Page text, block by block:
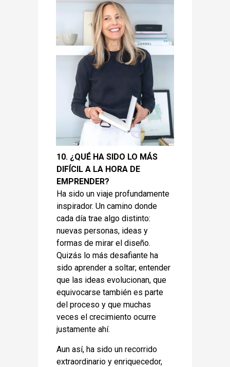
10. ¿QUÉ HA SIDO LO MÁS
DIFÍCIL A LA HORA DE
EMPRENDER?
Ha sido un viaje profundamente
inspirador. Un camino donde
cada día trae algo distinto:
nuevas personas, ideas y
formas de mirar el diseño.
Quizás lo más desafiante ha
sido aprender a soltar; entender
que las ideas evolucionan, que
equivocarse también es parte
del proceso y que muchas
veces el crecimiento ocurre
justamente ahí.
Aun así, ha sido un recorrido
extraordinario y enriquecedor,